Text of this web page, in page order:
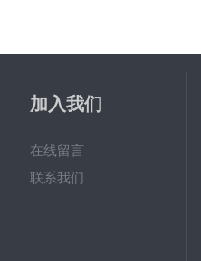
加入我们
在线留言
联系我们